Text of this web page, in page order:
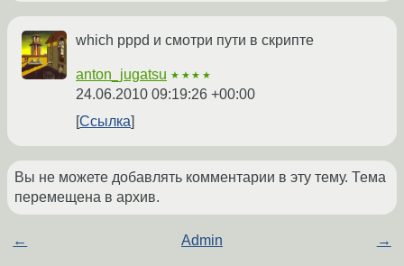
which pppd и смотри пути в скрипте
anton_jugatsu ★★★★
24.06.2010 09:19:26 +00:00
Ссылка
Вы не можете добавлять комментарии в эту тему. Тема
перемещена в архив.
← Admin →